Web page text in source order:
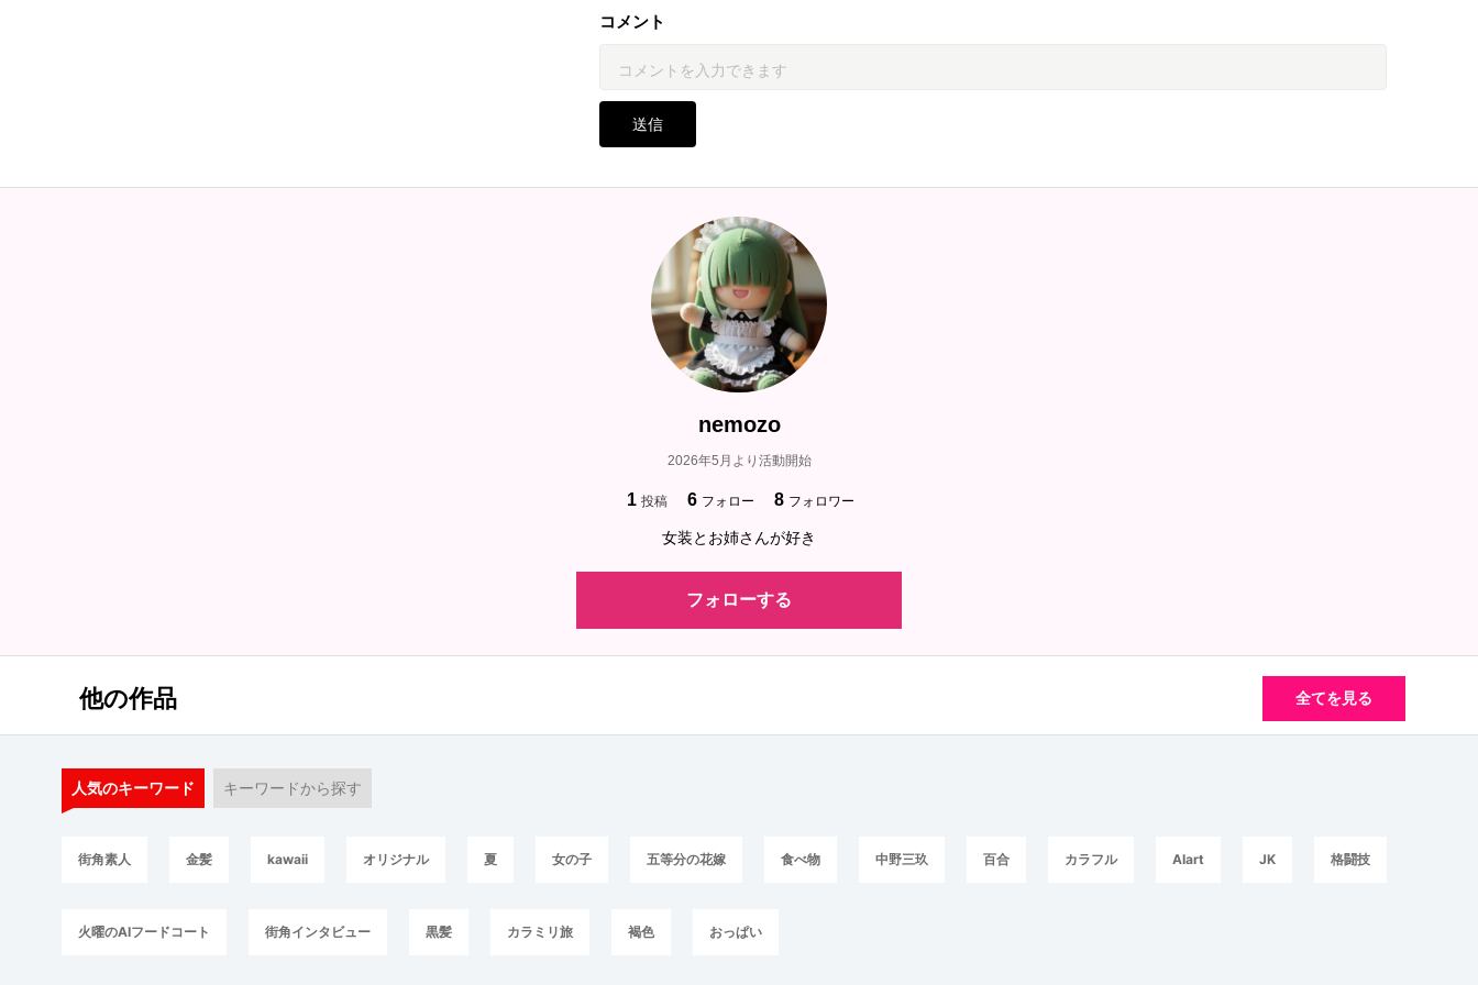
コメント
送信
nemozo
2026年5月より活動開始
1 投稿 6 フォロー 8 フォロワー
女装とお姉さんが好き
フォローする
他の作品 全てを見る
人気のキーワード キーワードから探す
街角素人 金髪 kawaii オリジナル 夏 女の子 五等分の花嫁 食べ物 中野三玖 百合 カラフル AIart JK 格闘技
火曜のAIフードコート 街角インタビュー 黒髪 カラミリ旅 褐色 おっぱい